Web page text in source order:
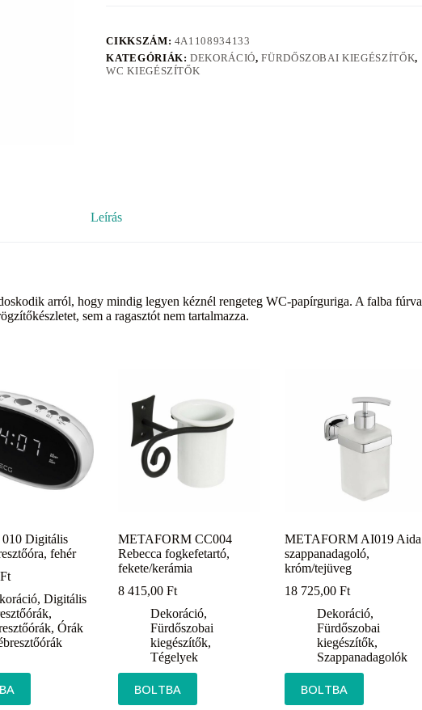
CIKKSZÁM: 4A1108934133
KATEGÓRIÁK:DEKORÁCIÓ,FÜRDŐSZOBAI KIEGÉSZÍTŐK,
WC KIEGÉSZÍTŐK
Leírás
arról, hogy mindig legyen kéznél rengeteg WC-papírguriga. A falba fúrva
sem a ragasztót nem tartalmazza.
Digitális
fehér
Ft
,Digitális
,
,Órák
METAFORM CC004
Rebecca fogkefetartó,
fekete/kerámia
8 415,00Ft
Dekoráció,
Fürdőszobai
kiegészítők,
Tégelyek
BOLTBA
METAFORM AI019 Aida
szappanadagoló,
króm/tejüveg
18 725,00Ft
Dekoráció,
Fürdőszobai
kiegészítők,
Szappanadagolók
BOLTBA